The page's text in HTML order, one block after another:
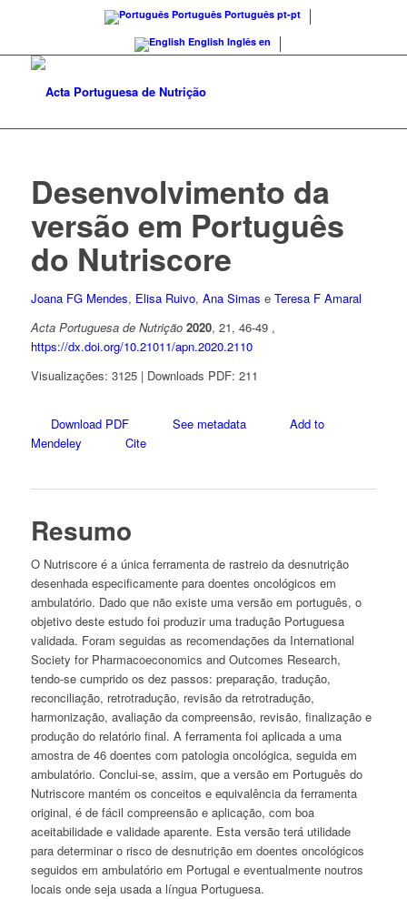
Português Português pt-pt
English Inglês en
Desenvolvimento da
versão em Português
do Nutriscore
Joana FG Mendes, Elisa Ruivo, Ana Simas e Teresa F Amaral
Acta Portuguesa de Nutrição 2020, 21, 46-49 ,
https://dx.doi.org/10.21011/apn.2020.2110
Visualizações: 3125 | Downloads PDF: 211
Download PDF See metadata
Add to
Mendeley
Cite
Resumo
O Nutriscore é a única ferramenta de rastreio da desnutrição
desenhada especificamente para doentes oncológicos em
ambulatório. Dado que não existe uma versão em português, o
objetivo deste estudo foi produzir uma tradução Portuguesa
validada. Foram seguidas as recomendações da International
Society for Pharmacoeconomics and Outcomes Research,
tendo-se cumprido os dez passos: preparação, tradução,
reconciliação, retrotradução, revisão da retrotradução,
harmonização, avaliação da compreensão, revisão, finalização e
produção do relatório final. A ferramenta foi aplicada a uma
amostra de 46 doentes com patologia oncológica, seguida em
ambulatório. Conclui-se, assim, que a versão em Português do
Nutriscore mantém os conceitos e equivalência da ferramenta
original, é de fácil compreensão e aplicação, com boa
aceitabilidade e validade aparente. Esta versão terá utilidade
para determinar o risco de desnutrição em doentes oncológicos
seguidos em ambulatório em Portugal e eventualmente noutros
locais onde seja usada a língua Portuguesa.